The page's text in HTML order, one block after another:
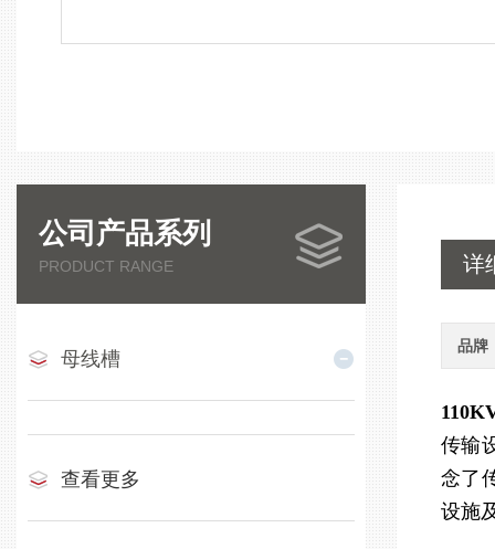
公司产品系列
PRODUCT RANGE
母线槽
查看更多
详
品牌
传输
念了
设施